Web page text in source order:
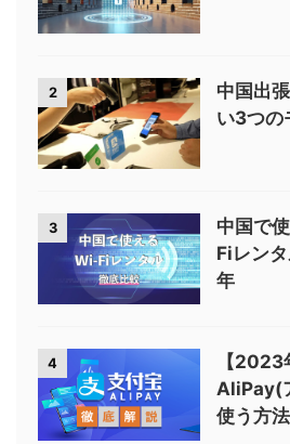
2
中国出
い3つの
3
中国で
Fiレン
年
4
【
AliPay(
使う方